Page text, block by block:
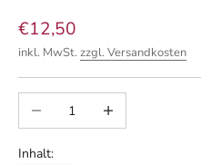
Angebot
€12,50
inkl. MwSt. zzgl. Versandkosten
Anzahl verringernAnzahl erhöhen
Inhalt: